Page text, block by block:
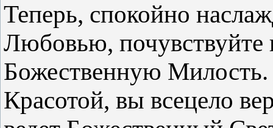
Теперь, спокойно
Любовью, почувствуйте
Божественную
Красотой, вы всецело